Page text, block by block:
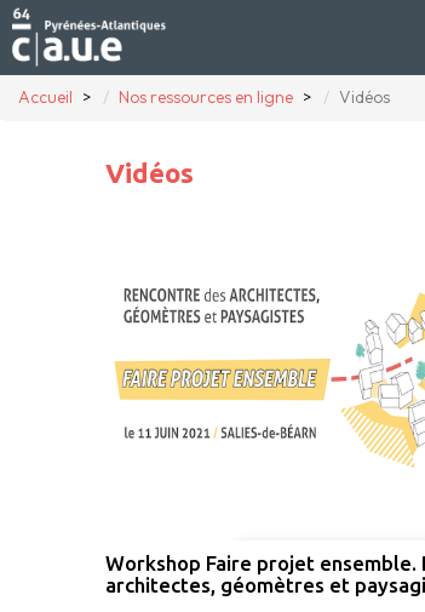
Accueil Nos ressources en ligne Vidéos
Vidéos
Workshop Faire projet ensemble.
architectes, géomètres et